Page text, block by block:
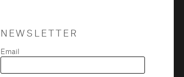
NEWSLETTER
Email